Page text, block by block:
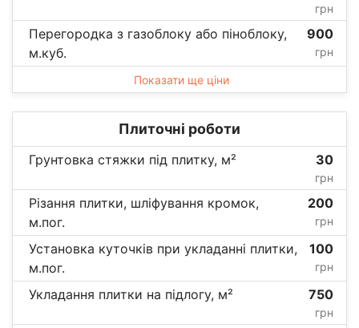
грн
Перегородка з газоблоку або піноблоку,
м.куб.
900
грн
Показати ще ціни
Плиточні роботи
Грунтовка стяжки під плитку, м² 30
грн
Різання плитки, шліфування кромок,
м.пог.
200
грн
Установка куточків при укладанні плитки,
м.пог.
100
грн
Укладання плитки на підлогу, м² 750
грн